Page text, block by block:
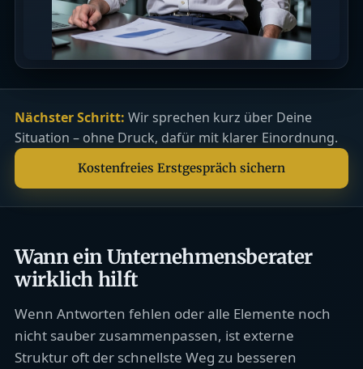
Nächster Schritt: Wir sprechen kurz über Deine
Situation – ohne Druck, dafür mit klarer Einordnung.
Kostenfreies Erstgespräch sichern
Wann ein Unternehmensberater
wirklich hilft
Wenn Antworten fehlen oder alle Elemente noch
nicht sauber zusammenpassen, ist externe
Struktur oft der schnellste Weg zu besseren